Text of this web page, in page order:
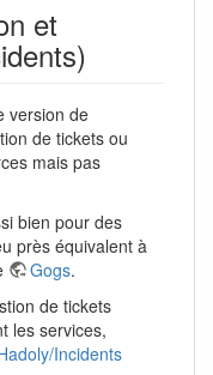
et
version de
de tickets ou
mais pas
bien pour des
près équivalent à
Gogs.
de tickets
les services,
Incidents